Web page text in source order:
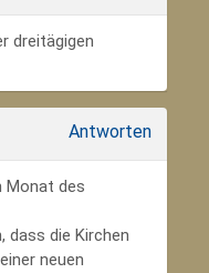
dreitägigen
Antworten
Monat des
dass die Kirchen
neuen